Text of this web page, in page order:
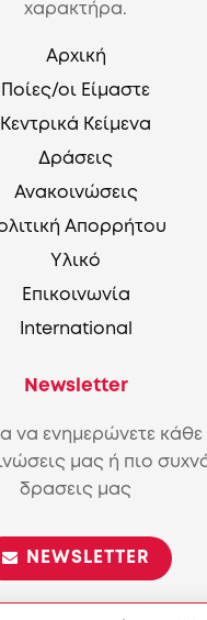
χαρακτήρα.
Αρχική
Ποίες/οι Είμαστε
Κεντρικά Κείμενα
Δράσεις
Ανακοινώσεις
Απορρήτου
Υλικό
Επικοινωνία
International
Newsletter
να ενημερώνετε
μας ή πιο
δρασεις μας
NEWSLETTER